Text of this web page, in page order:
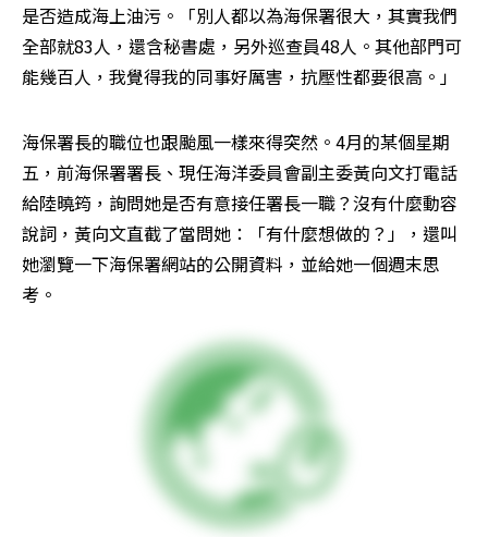
是否造成海上油污。「別人都以為海保署很大，其實我們
全部就83人，還含秘書處，另外巡查員48人。其他部門可
能幾百人，我覺得我的同事好厲害，抗壓性都要很高。」
海保署長的職位也跟颱風一樣來得突然。4月的某個星期
五，前海保署署長、現任海洋委員會副主委黃向文打電話
給陸曉筠，詢問她是否有意接任署長一職？沒有什麼動容
說詞，黃向文直截了當問她：「有什麼想做的？」，還叫
她瀏覽一下海保署網站的公開資料，並給她一個週末思
考。